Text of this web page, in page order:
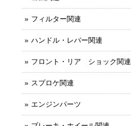
フィルター関連
ハンドル・レバー関連
フロント・リア ショック関連
スプロケ関連
エンジンパーツ